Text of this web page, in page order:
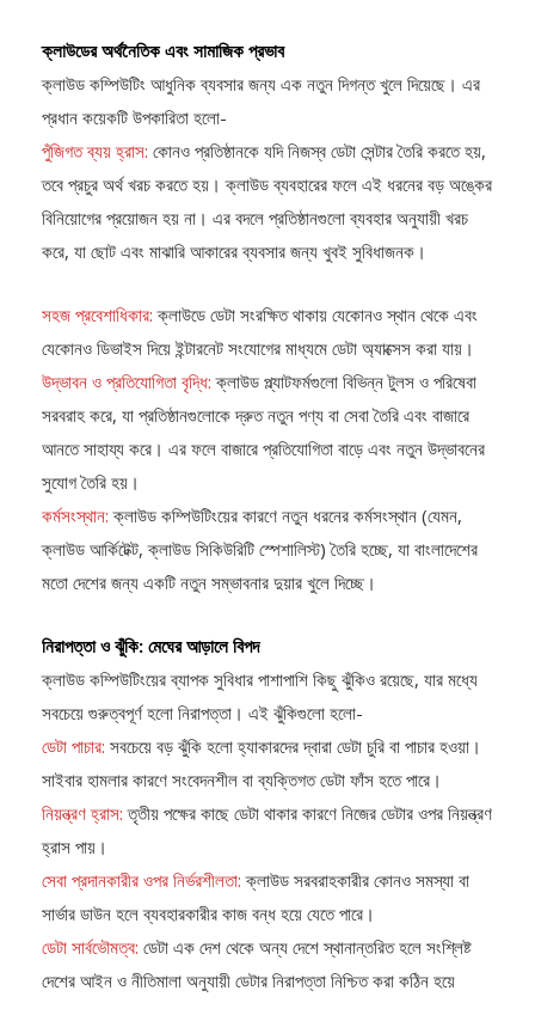
ক্লাউডের অর্থনৈতিক এবং সামাজিক প্রভাব
ক্লাউড কম্পিউটিং আধুনিক ব্যবসার জন্য এক নতুন দিগন্ত খুলে দিয়েছে। এর
প্রধান কয়েকটি উপকারিতা হলো-
পুঁজিগত ব্যয় হ্রাস: কোনও প্রতিষ্ঠানকে যদি নিজস্ব ডেটা সেন্টার তৈরি করতে হয়,
তবে প্রচুর অর্থ খরচ করতে হয়। ক্লাউড ব্যবহারের ফলে এই ধরনের বড় অঙ্কের
বিনিয়োগের প্রয়োজন হয় না। এর বদলে প্রতিষ্ঠানগুলো ব্যবহার অনুযায়ী খরচ
করে, যা ছোট এবং মাঝারি আকারের ব্যবসার জন্য খুবই সুবিধাজনক।
সহজ প্রবেশাধিকার: ক্লাউডে ডেটা সংরক্ষিত থাকায় যেকোনও স্থান থেকে এবং
যেকোনও ডিভাইস দিয়ে ইন্টারনেট সংযোগের মাধ্যমে ডেটা অ্যাক্সেস করা যায়।
উদ্ভাবন ও প্রতিযোগিতা বৃদ্ধি: ক্লাউড প্ল্যাটফর্মগুলো বিভিন্ন টুলস ও পরিষেবা
সরবরাহ করে, যা প্রতিষ্ঠানগুলোকে দ্রুত নতুন পণ্য বা সেবা তৈরি এবং বাজারে
আনতে সাহায্য করে। এর ফলে বাজারে প্রতিযোগিতা বাড়ে এবং নতুন উদ্ভাবনের
সুযোগ তৈরি হয়।
কর্মসংস্থান: ক্লাউড কম্পিউটিংয়ের কারণে নতুন ধরনের কর্মসংস্থান (যেমন,
ক্লাউড আর্কিটেক্ট, ক্লাউড সিকিউরিটি স্পেশালিস্ট) তৈরি হচ্ছে, যা বাংলাদেশের
মতো দেশের জন্য একটি নতুন সম্ভাবনার দুয়ার খুলে দিচ্ছে।
নিরাপত্তা ও ঝুঁকি: মেঘের আড়ালে বিপদ
ক্লাউড কম্পিউটিংয়ের ব্যাপক সুবিধার পাশাপাশি কিছু ঝুঁকিও রয়েছে, যার মধ্যে
সবচেয়ে গুরুত্বপূর্ণ হলো নিরাপত্তা। এই ঝুঁকিগুলো হলো-
ডেটা পাচার: সবচেয়ে বড় ঝুঁকি হলো হ্যাকারদের দ্বারা ডেটা চুরি বা পাচার হওয়া।
সাইবার হামলার কারণে সংবেদনশীল বা ব্যক্তিগত ডেটা ফাঁস হতে পারে।
নিয়ন্ত্রণ হ্রাস: তৃতীয় পক্ষের কাছে ডেটা থাকার কারণে নিজের ডেটার ওপর নিয়ন্ত্রণ
হ্রাস পায়।
সেবা প্রদানকারীর ওপর নির্ভরশীলতা: ক্লাউড সরবরাহকারীর কোনও সমস্যা বা
সার্ভার ডাউন হলে ব্যবহারকারীর কাজ বন্ধ হয়ে যেতে পারে।
ডেটা সার্বভৌমত্ব: ডেটা এক দেশ থেকে অন্য দেশে স্থানান্তরিত হলে সংশ্লিষ্ট
দেশের আইন ও নীতিমালা অনুযায়ী ডেটার নিরাপত্তা নিশ্চিত করা কঠিন হয়ে